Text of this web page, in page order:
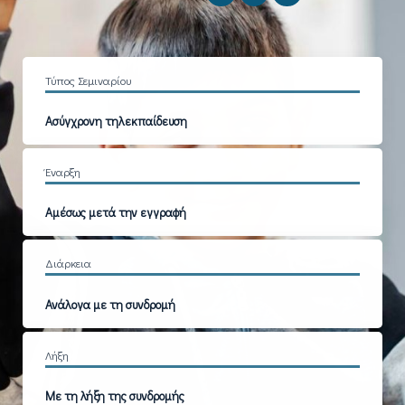
Τύπος Σεμιναρίου
Ασύγχρονη τηλεκπαίδευση
Έναρξη
Αμέσως μετά την εγγραφή
Διάρκεια
Ανάλογα με τη συνδρομή
Λήξη
Με τη λήξη της συνδρομής